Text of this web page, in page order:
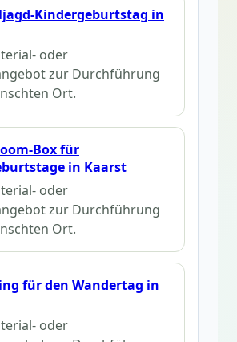
Kindergeburtstag in
oder
zur Durchführung
Ort.
Box für
in Kaarst
oder
zur Durchführung
Ort.
für den Wandertag in
oder